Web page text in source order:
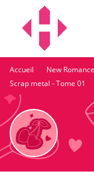
MENU
Accueil · New Romance
Scrap metal - Tome 01